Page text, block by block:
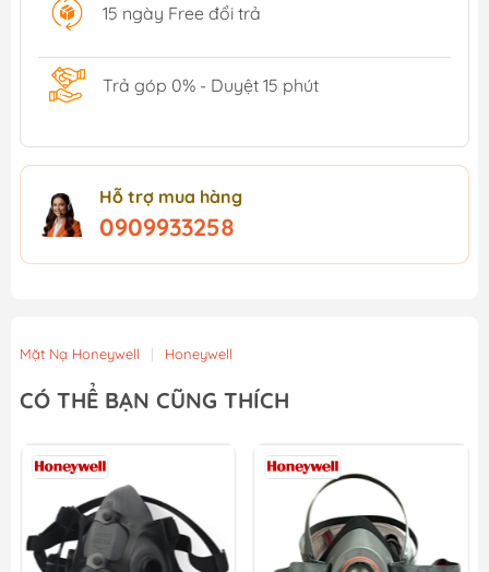
15 ngày Free đổi trả
Trả góp 0% - Duyệt 15 phút
Hỗ trợ mua hàng
0909933258
Mặt Nạ Honeywell | Honeywell
CÓ THỂ BẠN CŨNG THÍCH